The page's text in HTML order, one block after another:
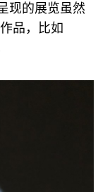
现的展览虽然
品，比如